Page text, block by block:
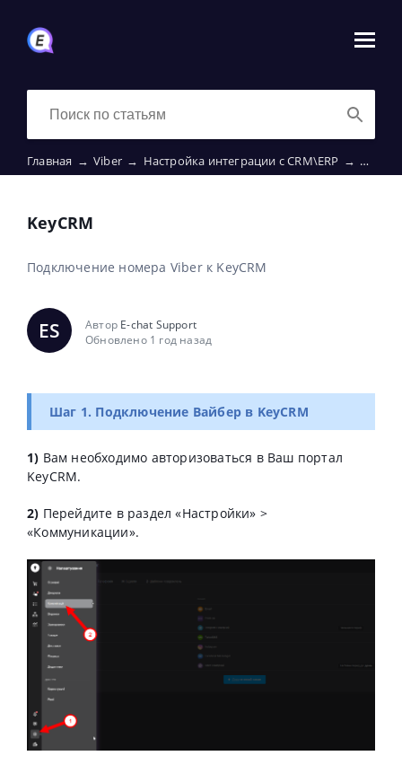
Главная → Viber → Настройка интеграции с CRM\ERP →
KeyCRM
Подключение номера Viber к KeyCRM
ES Автор E-chat Support
Обновлено 1 год назад
Шаг 1. Подключение Вайбер в KeyCRM
1) Вам необходимо авторизоваться в Ваш портал
KeyCRM.
2) Перейдите в раздел «Настройки» >
«Коммуникации».